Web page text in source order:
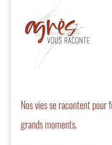
Nos vies se racontent
grands moments.